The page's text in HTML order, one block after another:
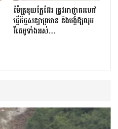
ម៉ែគ្រូនុយក្លែអ៊ែរ ត្រូវអាជ្ញាធរហៅ
ធ្វើកិច្ចសន្យាព្រមាន និងបង្ខំឱ្យលុប
វីដេអូទាំងអស់…